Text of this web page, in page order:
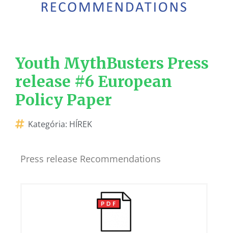
Youth MythBusters Press
release #6 European
Policy Paper
Kategória: HÍREK
Press release Recommendations